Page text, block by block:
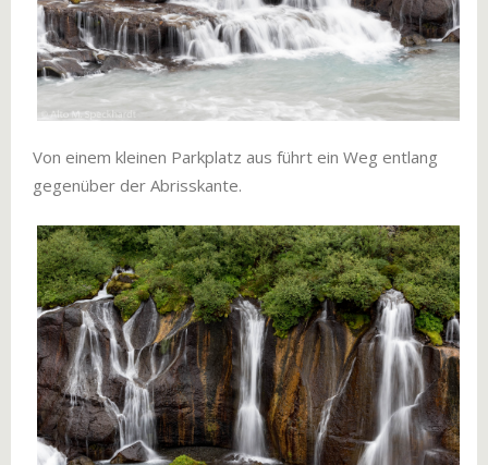
Von einem kleinen Parkplatz aus führt ein Weg entlang
gegenüber der Abrisskante.